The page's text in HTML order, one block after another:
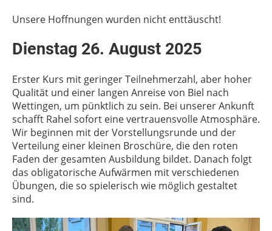
Unsere Hoffnungen wurden nicht enttäuscht!
Dienstag 26. August 2025
Erster Kurs mit geringer Teilnehmerzahl, aber hoher
Qualität und einer langen Anreise von Biel nach
Wettingen, um pünktlich zu sein. Bei unserer Ankunft
schafft Rahel sofort eine vertrauensvolle Atmosphäre.
Wir beginnen mit der Vorstellungsrunde und der
Verteilung einer kleinen Broschüre, die den roten
Faden der gesamten Ausbildung bildet. Danach folgt
das obligatorische Aufwärmen mit verschiedenen
Übungen, die so spielerisch wie möglich gestaltet
sind.